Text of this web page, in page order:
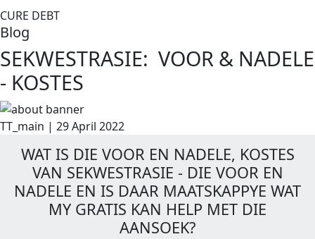
CURE DEBT
Blog
SEKWESTRASIE: VOOR & NADELE
- KOSTES
TT_main | 29 April 2022
WAT IS DIE VOOR EN NADELE, KOSTES
VAN SEKWESTRASIE - DIE VOOR EN
NADELE EN IS DAAR MAATSKAPPYE WAT
MY GRATIS KAN HELP MET DIE
AANSOEK?